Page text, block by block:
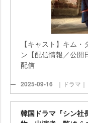
【キャスト】キム
ン【配信情報／公開
配信
2025-09-16 ｜ドラマ｜
韓国ドラマ『シン社